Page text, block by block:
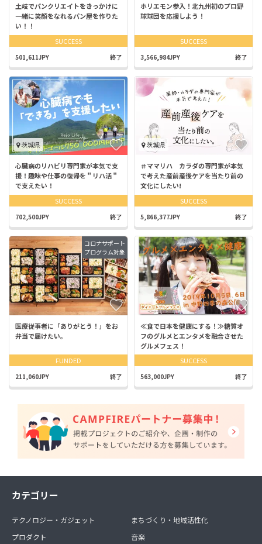
土岐でパンクリエイトをきっかけに
一緒に笑顔をなれるパン屋を作りた
い！！
SUCCESS
501,611JPY 終了
ホリエモン参入！北九州初のプロ野
球球団を応援しよう！
SUCCESS
3,566,984JPY 終了
茨城県
心臓病のリハビリ専門家が本気で支
援！趣味や仕事の復帰を＂リハ活＂
で支えたい！
SUCCESS
702,500JPY 終了
茨城県
＃ママリハ カラダの専門家が本気
で考えた産前産後ケアを当たり前の
文化にしたい!
SUCCESS
5,866,377JPY 終了
コロナサポート
プログラム対象
医療従事者に「ありがとう！」をお
弁当で届けたい。
FUNDED
211,060JPY 終了
≪食で日本を健康にする！≫糖質オ
フのグルメとエンタメを融合させた
グルメフェス！
SUCCESS
563,000JPY 終了
カテゴリー
テクノロジー・ガジェット
プロダクト
まちづくり・地域活性化
音楽